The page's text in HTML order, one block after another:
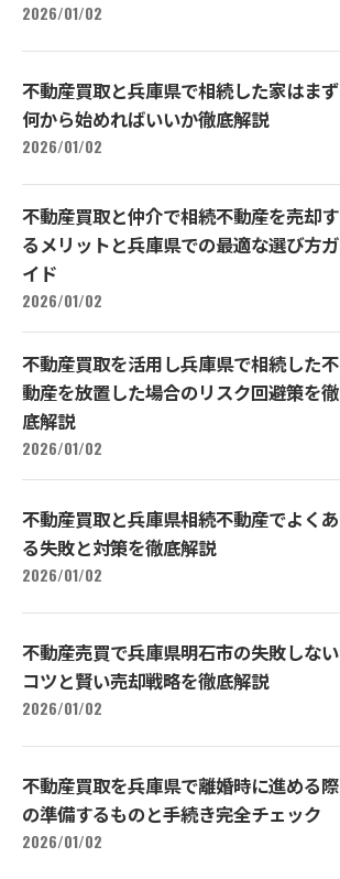
2026/01/02
不動産買取と兵庫県で相続した家はまず
何から始めればいいか徹底解説
2026/01/02
不動産買取と仲介で相続不動産を売却す
るメリットと兵庫県での最適な選び方ガ
イド
2026/01/02
不動産買取を活用し兵庫県で相続した不
動産を放置した場合のリスク回避策を徹
底解説
2026/01/02
不動産買取と兵庫県相続不動産でよくあ
る失敗と対策を徹底解説
2026/01/02
不動産売買で兵庫県明石市の失敗しない
コツと賢い売却戦略を徹底解説
2026/01/02
不動産買取を兵庫県で離婚時に進める際
の準備するものと手続き完全チェック
2026/01/02